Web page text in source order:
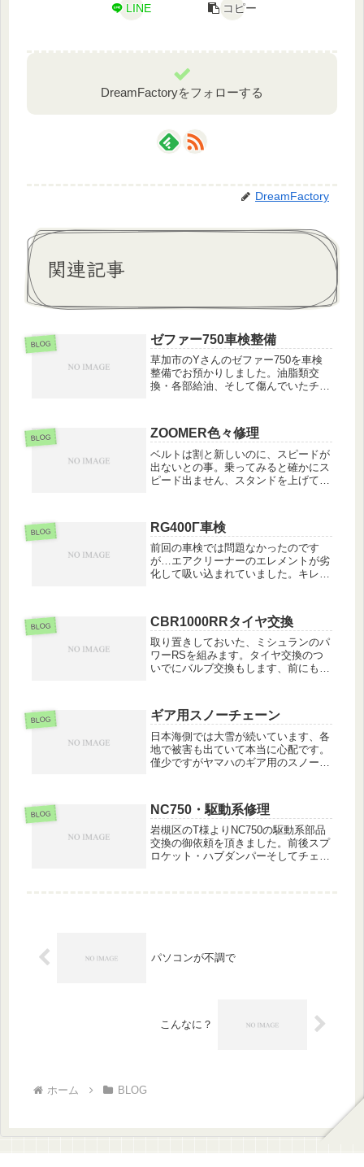
LINE コピー
DreamFactoryをフォローする
DreamFactory
関連記事
BLOG ゼファー750車検整備
草加市のYさんのゼファー750を車検
整備でお預かりしました。油脂類交
換・各部給油、そして傷んでいたチェ
BLOG ZOOMER色々修理
ベルトは割と新しいのに、スピードが
出ないとの事。乗ってみると確かにス
ピード出ません、スタンドを上げてタ
ラムに穴が開いています。部品交換で
不具合は解消しました、レジスタ不良
に...
BLOG RG400Γ車検
前回の車検では問題なかったのです
が…エアクリーナーのエレメントが劣
化して吸い込まれていました。キレイ
ても珍しいバイクなので、同業者の皆
さんからも声を掛けられます(^_^;)...
BLOG CBR1000RRタイヤ交換
取り置きしておいた、ミシュランのパ
ワーRSを組みます。タイヤ交換のつ
いでにバルブ交換もします、前にも宣
時でしたら工賃は頂いていません。
GSのクルマ用のエアチャックでも楽
に空...
BLOG ギア用スノーチェーン
日本海側では大雪が続いています、各
地で被害も出ていて本当に心配です。
僅少ですがヤマハのギア用のスノーチ
BLOG NC750・駆動系修理
岩槻区のT様よりNC750の駆動系部品
交換の御依頼を頂きました。前後スプ
ロケット・ハブダンパーそしてチェー
パソコンが不調で
こんなに？
ホーム BLOG